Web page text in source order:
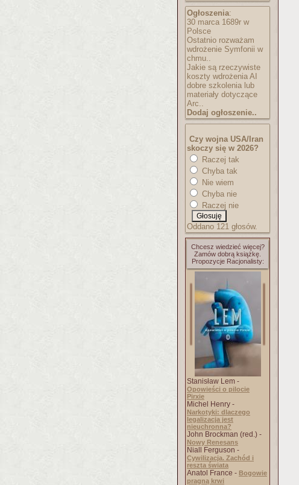
Ogłoszenia:
30 marca 1689r w
Polsce
Ostatnio rozważam
wdrożenie Symfonii w
chmu..
Jakie są rzeczywiste
koszty wdrożenia AI
dobre szkolenia lub
materiały dotyczące
Arc..
Dodaj ogłoszenie..
Czy wojna USA/Iran
skoczy się w 2026?
Raczej tak
Chyba tak
Nie wiem
Chyba nie
Raczej nie
Oddano 121 głosów.
Chcesz wiedzieć więcej?
Zamów dobrą książkę.
Propozycje Racjonalisty:
Stanisław Lem -
Opowieści o pilocie
Pirxie
Michel Henry -
Narkotyki: dlaczego
legalizacja jest
nieuchronna?
John Brockman (red.) -
Nowy Renesans
Niall Ferguson -
Cywilizacja. Zachód i
reszta świata
Anatol France - Bogowie
pragną krwi